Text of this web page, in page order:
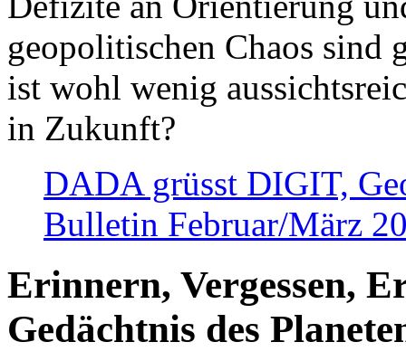
geopolitischen Chaos sind
ist wohl wenig
in Zukunft?
DADA grüsst DIGIT,
Bulletin Februar/März
Erinnern, Vergessen,
Gedächtnis des